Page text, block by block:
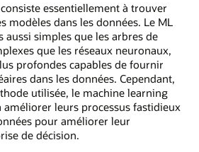
essentiellement à trouver
modèles dans les données. Le ML
aussi simples que les arbres de
que les réseaux neuronaux,
profondes capables de fournir
dans les données. Cependant,
utilisée, le machine learning
améliorer leurs processus fastidieux
pour améliorer leur
de décision.